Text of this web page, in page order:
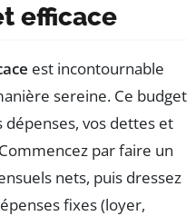
efficace
est incontournable
sereine. Ce budget
vos dettes et
par faire un
nets, puis dressez
fixes (loyer,